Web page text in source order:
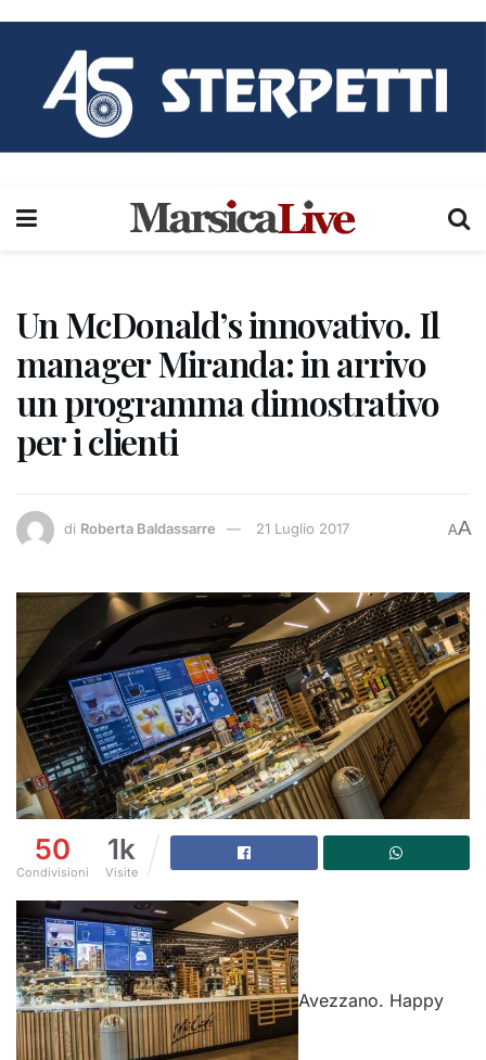
Un McDonald’s innovativo. Il
manager Miranda: in arrivo
un programma dimostrativo
per i clienti
di Roberta Baldassarre 21 Luglio 2017 AA
50
Condivisioni
1k
Visite
Avezzano. Happy